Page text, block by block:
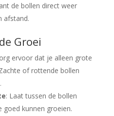
de bollen direct weer
afstand.
Groei
ervoor dat je alleen grote
of rottende bollen
: Laat tussen de bollen
goed kunnen groeien.